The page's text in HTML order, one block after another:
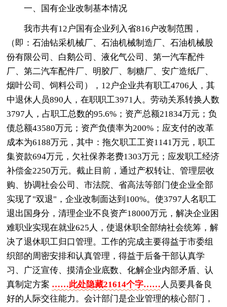
一、国有企业改制基本情况
我市共有12户国有企业列入省816户改制范围，
（即：石油钻采机械厂、石油机械制造厂、石油机械股
份有限公司、白鹅公司、液化气公司、第一汽车配件
厂、第二汽车配件厂、明胶厂、制糖厂、安广造纸厂、
烟叶公司、饲料公司），12户企业共有职工4706人，其
中退休人员890人，在职职工3971人。劳动关系转换人数
3797人，占职工总数的95.6%；资产总额21834万元；负
债总额43580万元；资产负债率为200%；应支付的改革
成本为6188万元，其中：拖欠职工工资1141万元，职工
集资款694万元，欠社保养老费1303万元；应发职工经济
补偿金2250万元。截止目前，通过产权转让、管理层收
购、协调社会公司、市法院、省高法等部门使企业全部
实现了"双退"，企业改制面达到100%。使3797人名职工
退出国身分，清理企业不良资产18000万元，解决企业困
难职业实现在就业625人，使退休职全部纳社会统筹，解
决了退休职工归口管理。工作的完成主要得益于市委组
织部的周密安排和认真管理，得益于后备干部认真学
习、广泛宣传、摸清企业底数、化解企业内部矛盾、认
真制定方案 ……此处隐藏21614个字…… 人员要具备良
好的人际交往能力。会计部门是企业管理的核心部门，